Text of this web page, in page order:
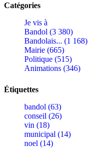
Catégories
Je vis à
Bandol (3 380)
Bandolais... (1 168)
Mairie (665)
Politique (515)
Animations (346)
Étiquettes
bandol (63)
conseil (26)
vin (18)
municipal (14)
noel (14)